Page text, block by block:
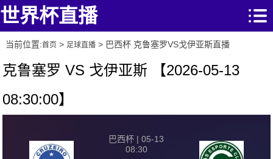
世界杯直播
当前位置:首页> 足球直播> 巴西杯 克鲁塞罗VS戈伊亚斯直播
克鲁塞罗 VS 戈伊亚斯 【2026-05-13
08:30:00】
巴西杯 | 05-13
08:30